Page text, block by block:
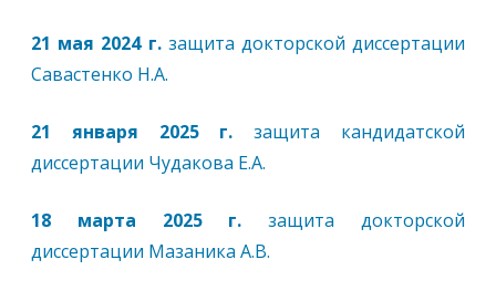
21 мая 2024 г. защита докторской диссертации
Савастенко Н.А.
21 января 2025 г.защита кандидатской
диссертации Чудакова Е.А.
18 марта 2025 г.защита докторской
диссертации Мазаника А.В.